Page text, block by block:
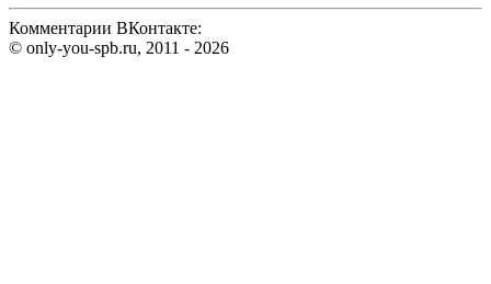
Комментарии ВКонтакте:
© only-you-spb.ru, 2011 - 2026